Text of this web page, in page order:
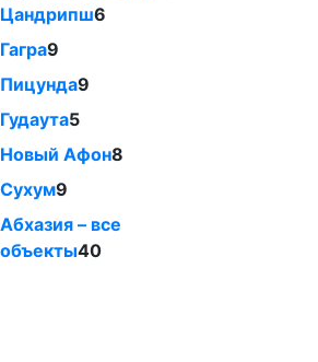
Цандрипш6
Гагра9
Пицунда9
Гудаута5
Новый Афон8
Сухум9
Абхазия – все
объекты40